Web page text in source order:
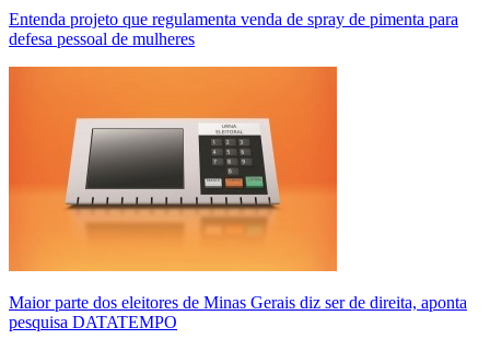
Entenda projeto que regulamenta venda de spray de pimenta para
defesa pessoal de mulheres
Maior parte dos eleitores de Minas Gerais diz ser de direita, aponta
pesquisa DATATEMPO